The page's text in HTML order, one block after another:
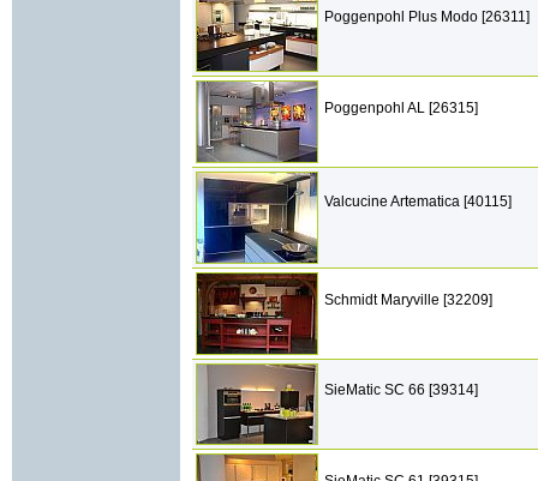
Poggenpohl Plus Modo [26311]
Poggenpohl AL [26315]
Valcucine Artematica [40115]
Schmidt Maryville [32209]
SieMatic SC 66 [39314]